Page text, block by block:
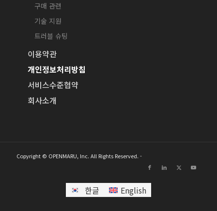
구매 관련
기술 지원
트러블 슈팅
이용약관
개인정보처리방침
서비스수준협약
회사소개
Copyright © OPENMARU, Inc. All Rights Reserved. -
한글 English